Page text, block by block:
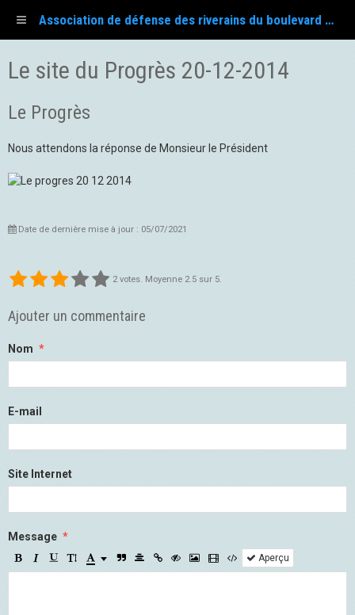
Association de défense des riverains du boulevard Fayol
Le site du Progrès 20-12-2014
Le Progrès
Nous attendons la réponse de Monsieur le Président
Date de dernière mise à jour : 05/07/2021
2votes. Moyenne 2.5 sur 5.
Ajouter un commentaire
Nom
E-mail
Site Internet
Message
Aperçu